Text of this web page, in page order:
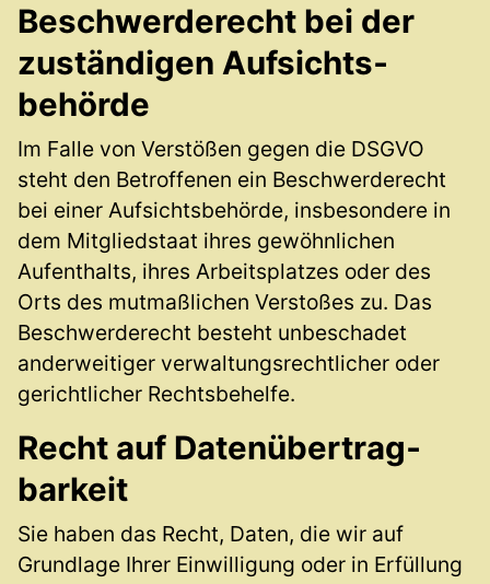
Beschwerde­recht bei der
zuständigen Aufsichts­
behörde
Im Falle von Verstößen gegen die DSGVO
steht den Betroffenen ein Beschwerderecht
bei einer Aufsichtsbehörde, insbesondere in
dem Mitgliedstaat ihres gewöhnlichen
Aufenthalts, ihres Arbeitsplatzes oder des
Orts des mutmaßlichen Verstoßes zu. Das
Beschwerderecht besteht unbeschadet
anderweitiger verwaltungsrechtlicher oder
gerichtlicher Rechtsbehelfe.
Recht auf Daten­übertrag­
barkeit
Sie haben das Recht, Daten, die wir auf
Grundlage Ihrer Einwilligung oder in Erfüllung